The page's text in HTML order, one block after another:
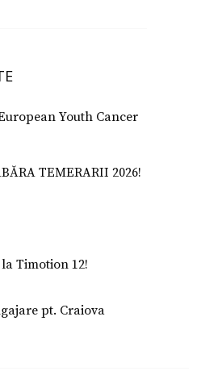
Youth Cancer
TEMERARII 2026!
Timotion 12!
pt. Craiova